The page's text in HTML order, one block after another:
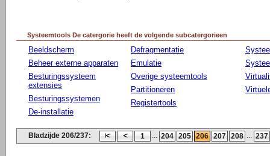
Systeemtools De catergorie heeft de volgende subcatergorieen
Beeldscherm
Beheer externe apparaten
Besturingssysteem
extensies
Besturingssystemen
De-installatie
Defragmentatie
Emulatie
Overige systeemtools
Partitioneren
Registertools
Bladzijde 206/237: 1 ... 204 205 206 207 208 ... 237